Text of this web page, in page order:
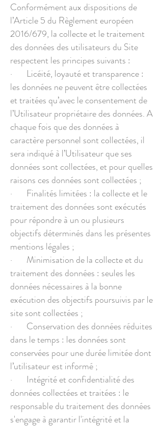
Conformément aux dispositions de
l’Article 5 du Règlement européen
2016/679, la collecte et le traitement
des données des utilisateurs du Site
respectent les principes suivants :
· Licéité, loyauté et transparence :
les données ne peuvent être collectées
et traitées qu’avec le consentement de
l’Utilisateur propriétaire des données. A
chaque fois que des données à
caractère personnel sont collectées, il
sera indiqué à l’Utilisateur que ses
données sont collectées, et pour quelles
raisons ces données sont collectées ;
· Finalités limitées : la collecte et le
traitement des données sont exécutés
pour répondre à un ou plusieurs
objectifs déterminés dans les présentes
mentions légales ;
· Minimisation de la collecte et du
traitement des données : seules les
données nécessaires à la bonne
exécution des objectifs poursuivis par le
site sont collectées ;
· Conservation des données réduites
dans le temps : les données sont
conservées pour une durée limitée dont
l’utilisateur est informé ;
· Intégrité et confidentialité des
données collectées et traitées : le
responsable du traitement des données
s'engage à garantir l'intégrité et la